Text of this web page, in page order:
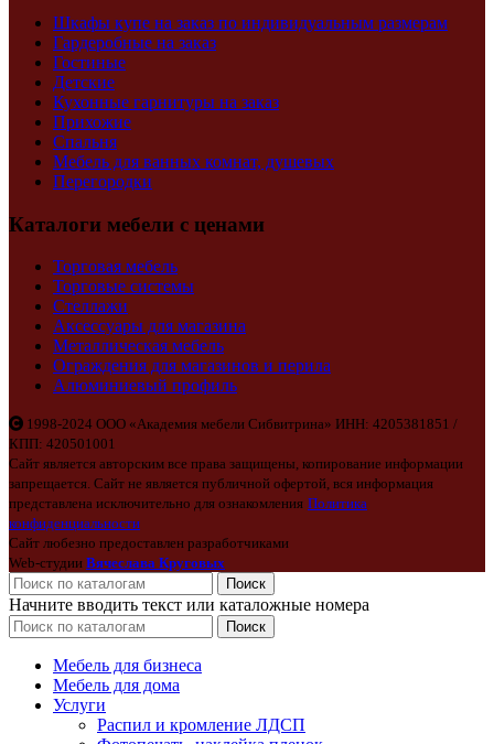
Шкафы купе на заказ по индивидуальным размерам
Гардеробные на заказ
Гостиные
Детские
Кухонные гарнитуры на заказ
Прихожие
Спальня
Мебель для ванных комнат, душевых
Перегородки
Каталоги мебели с ценами
Торговая мебель
Торговые системы
Стеллажи
Аксессуары для магазина
Металлическая мебель
Ограждения для магазинов и перила
Алюминиевый профиль
1998-2024 ООО «Академия мебели Сибвитрина» ИНН: 4205381851 /
КПП: 420501001
Сайт является авторским все права защищены, копирование информации
запрещается. Сайт не является публичной офертой, вся информация
представлена исключительно для ознакомления Политика
конфиденциальности
Сайт любезно предоставлен разработчиками
Web-студии Вячеслава Круговых
Поиск
Начните вводить текст или каталожные номера
Поиск
Мебель для бизнеса
Мебель для дома
Услуги
Распил и кромление ЛДСП